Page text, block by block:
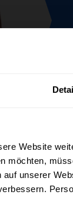
Website
möchten,
unserer